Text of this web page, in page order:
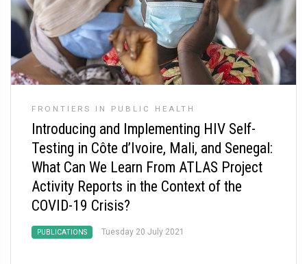
FRONTIERS IN PUBLIC HEALTH
Introducing and Implementing HIV Self-
Testing in Côte d’Ivoire, Mali, and Senegal:
What Can We Learn From ATLAS Project
Activity Reports in the Context of the
COVID-19 Crisis?
PUBLICATIONS Tuesday 20 July 2021